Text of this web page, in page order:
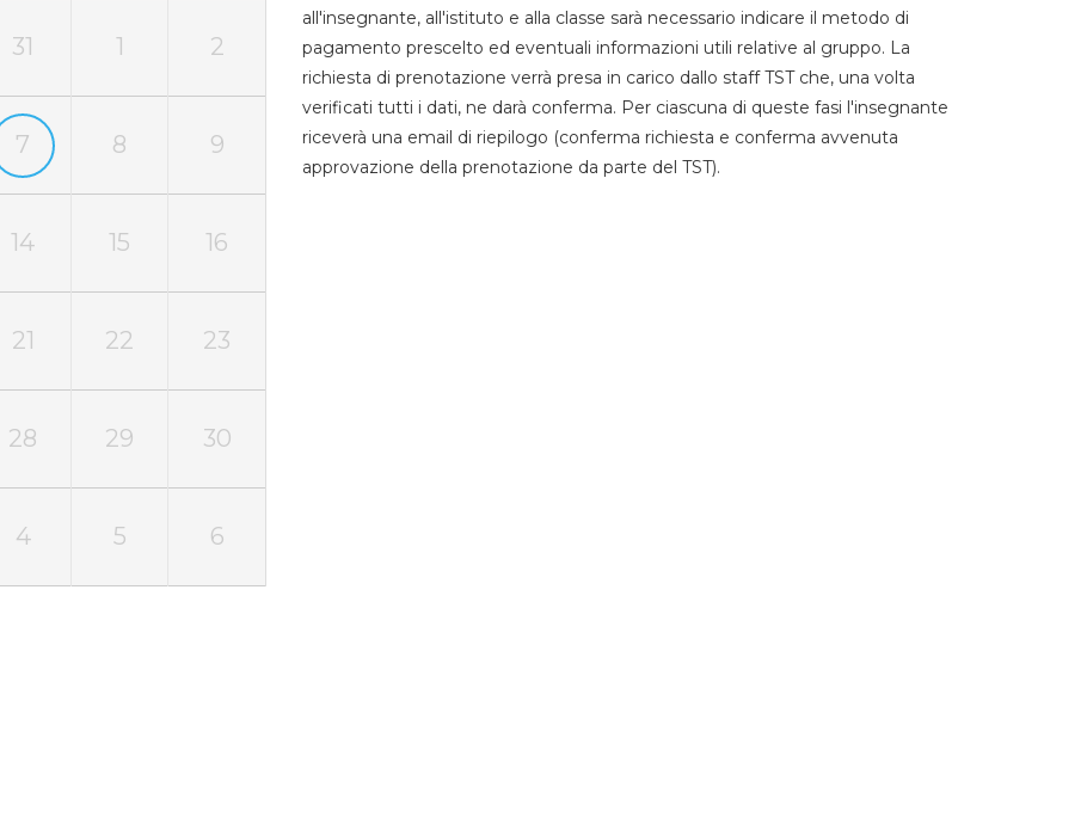
31 1 2
7 8 9
14 15 16
21 22 23
28 29 30
4 5 6
all'insegnante, all'istituto e alla classe sarà necessario indicare il metodo di
pagamento prescelto ed eventuali informazioni utili relative al gruppo. La
richiesta di prenotazione verrà presa in carico dallo staff TST che, una volta
verificati tutti i dati, ne darà conferma. Per ciascuna di queste fasi l'insegnante
riceverà una email di riepilogo (conferma richiesta e conferma avvenuta
approvazione della prenotazione da parte del TST).